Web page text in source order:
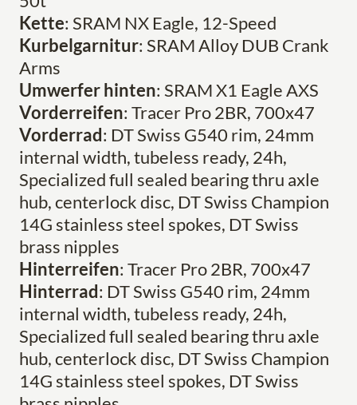
Kette: SRAM NX Eagle, 12-Speed
Kurbelgarnitur: SRAM Alloy DUB Crank
Arms
Umwerfer hinten: SRAM X1 Eagle AXS
Vorderreifen: Tracer Pro 2BR, 700x47
Vorderrad: DT Swiss G540 rim, 24mm
internal width, tubeless ready, 24h,
Specialized full sealed bearing thru axle
hub, centerlock disc, DT Swiss Champion
14G stainless steel spokes, DT Swiss
brass nipples
Hinterreifen: Tracer Pro 2BR, 700x47
Hinterrad: DT Swiss G540 rim, 24mm
internal width, tubeless ready, 24h,
Specialized full sealed bearing thru axle
hub, centerlock disc, DT Swiss Champion
14G stainless steel spokes, DT Swiss